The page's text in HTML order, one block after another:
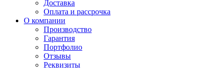
Доставка
Оплата и рассрочка
О компании
Производство
Гарантия
Портфолио
Отзывы
Реквизиты